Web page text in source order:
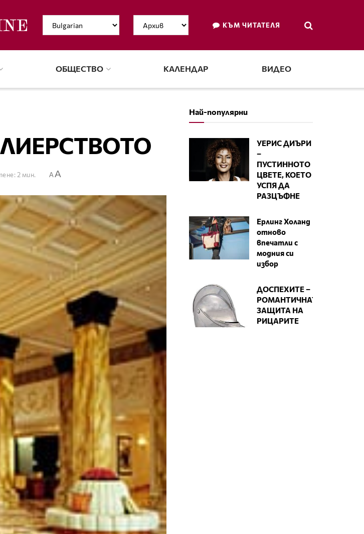
КЪМ ЧИТАТЕЛЯ
ОБЩЕСТВО КАЛЕНДАР ВИДЕО
2 мин. AA
Най-популярни
УЕРИС ДИЪРИ
–
ПУСТИННОТО
ЦВЕТЕ, КОЕТО
УСПЯ ДА
РАЗЦЪФНЕ
Ерлинг Холанд
отново
впечатли с
модния си
избор
ДОСПЕХИТЕ –
РОМАНТИЧНАТА
ЗАЩИТА НА
РИЦАРИТЕ